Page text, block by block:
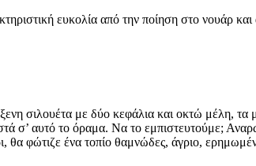
ευκολία από την ποίηση στο νουάρ
σιλουέτα με δύο κεφάλια και οκτώ μέλη, τα
σ’ αυτό το όραμα. Να το εμπιστευτούμε;
θα φώτιζε ένα τοπίο θαμνώδες, άγριο,